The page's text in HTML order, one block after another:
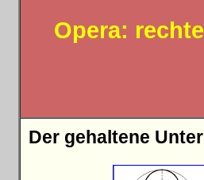
Opera:
Der gehaltene